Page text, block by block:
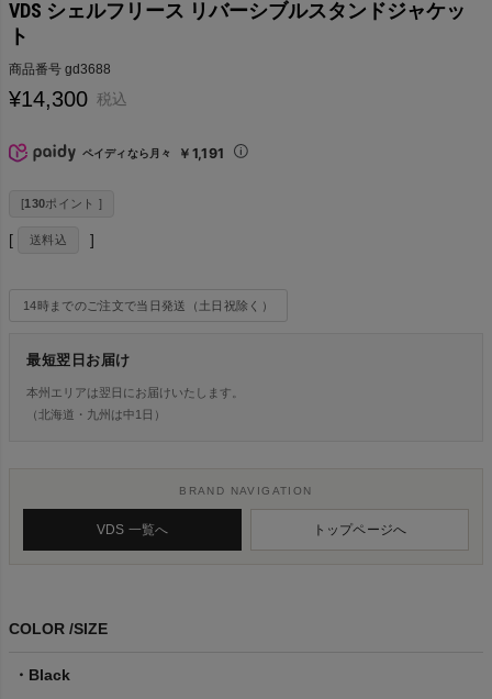
VDS シェルフリース リバーシブルスタンドジャケッ
ト
商品番号 gd3688
¥14,300 税込
ペイディなら月々 ￥1,191
[130ポイント ]
送料込
14時までのご注文で当日発送（土日祝除く）
最短翌日お届け
本州エリアは翌日にお届けいたします。
（北海道・九州は中1日）
BRAND NAVIGATION
VDS 一覧へ トップページへ
COLOR SIZE
Black